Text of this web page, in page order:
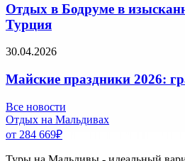
Отдых в Бодруме в
Турция
30.04.2026
Майские праздники 2026:
Все новости
Отдых на Мальдивах
от 284 669₽